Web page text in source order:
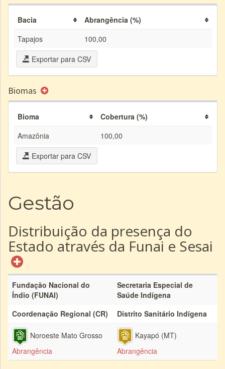
Bacia
Abrangência (%)
Tapajos
100,00
Exportar para CSV
Biomas
Bioma
Cobertura (%)
Amazônia
100,00
Exportar para CSV
Gestão
Distribuição da presença do
Estado através da Funai e Sesai
Fundação Nacional do
Índio (FUNAI)
Secretaria Especial de
Saúde Indígena
Coordenação Regional (CR)
Distrito Sanitário Indígena
Noroeste Mato Grosso
Abrangência
Kayapó (MT)
Abrangência